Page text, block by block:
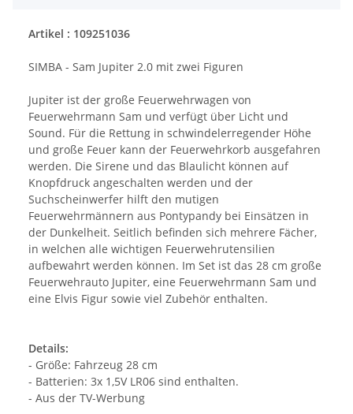
Artikel : 109251036
SIMBA - Sam Jupiter 2.0 mit zwei Figuren
Jupiter ist der große Feuerwehrwagen von
Feuerwehrmann Sam und verfügt über Licht und
Sound. Für die Rettung in schwindelerregender Höhe
und große Feuer kann der Feuerwehrkorb ausgefahren
werden. Die Sirene und das Blaulicht können auf
Knopfdruck angeschalten werden und der
Suchscheinwerfer hilft den mutigen
Feuerwehrmännern aus Pontypandy bei Einsätzen in
der Dunkelheit. Seitlich befinden sich mehrere Fächer,
in welchen alle wichtigen Feuerwehrutensilien
aufbewahrt werden können. Im Set ist das 28 cm große
Feuerwehrauto Jupiter, eine Feuerwehrmann Sam und
eine Elvis Figur sowie viel Zubehör enthalten.
Details:
- Größe: Fahrzeug 28 cm
- Batterien: 3x 1,5V LR06 sind enthalten.
- Aus der TV-Werbung